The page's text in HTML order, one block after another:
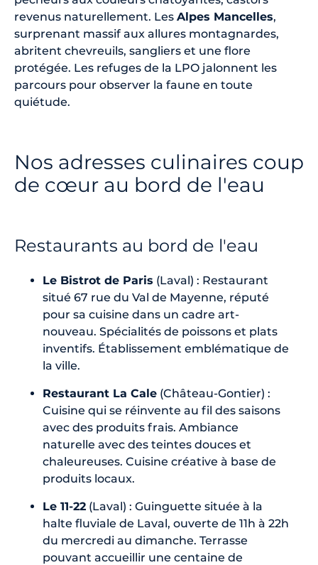
revenus naturellement. Les Alpes Mancelles,
surprenant massif aux allures montagnardes,
abritent chevreuils, sangliers et une flore
protégée. Les refuges de la LPO jalonnent les
parcours pour observer la faune en toute
quiétude.
Nos adresses culinaires coup
de cœur au bord de l'eau
Restaurants au bord de l'eau
Le Bistrot de Paris (Laval) : Restaurant
situé 67 rue du Val de Mayenne, réputé
pour sa cuisine dans un cadre art-
nouveau. Spécialités de poissons et plats
inventifs. Établissement emblématique de
la ville.
Restaurant La Cale (Château-Gontier) :
Cuisine qui se réinvente au fil des saisons
avec des produits frais. Ambiance
naturelle avec des teintes douces et
chaleureuses. Cuisine créative à base de
produits locaux.
Le 11-22 (Laval) : Guinguette située à la
halte fluviale de Laval, ouverte de 11h à 22h
du mercredi au dimanche. Terrasse
pouvant accueillir une centaine de